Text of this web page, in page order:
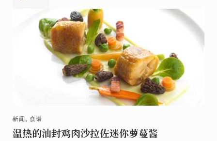
新闻, 食谱
温热的油封鸡肉沙拉佐迷你萝蔓酱